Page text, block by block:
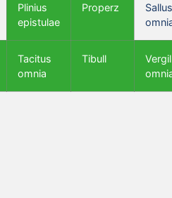
Plinius
epistulae
Properz
Tacitus
omnia
Tibull
Vergil